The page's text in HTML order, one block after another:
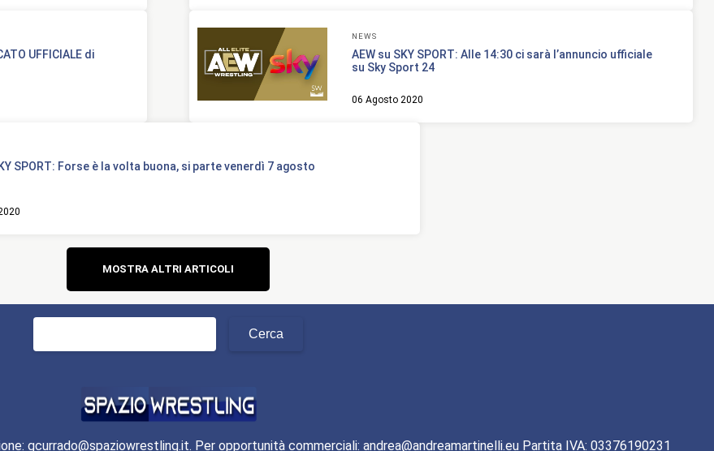
UFFICIALE di
NEWS
AEW su SKY SPORT: Alle 14:30 ci sarà l’annuncio ufficiale
su Sky Sport 24
06 Agosto 2020
SPORT: Forse è la volta buona, si parte venerdì 7 agosto
Navigazione
articoli
MOSTRA ALTRI ARTICOLI
Ricerca
gcurrado@spaziowrestling.it. Per opportunità commerciali: andrea@andreamartinelli.eu Partita IVA: 03376190231